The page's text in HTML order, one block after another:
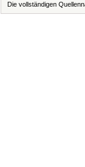
Die vollständigen